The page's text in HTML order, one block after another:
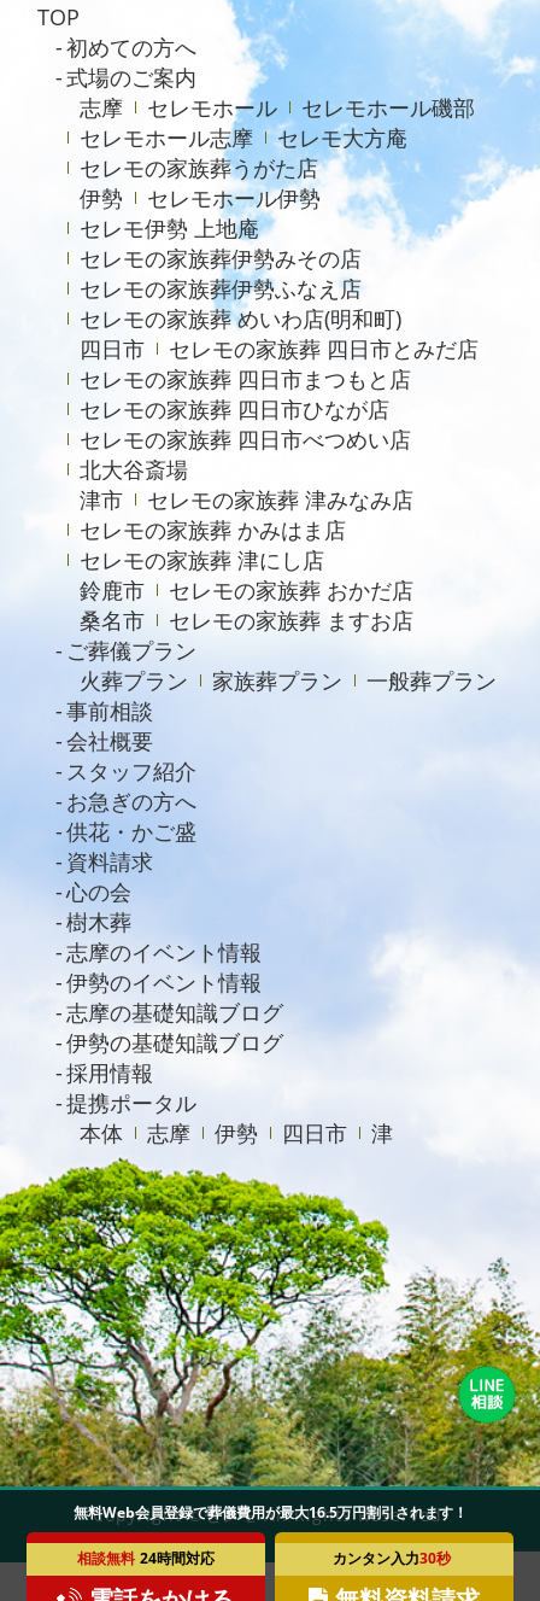
2024年5月
2023年7月
2021年4月
2020年6月
無料Web会員登録で葬儀費用が最大16.5万円割引されます！
相談無料 24時間対応 カンタン入力30秒
TOP
初めての方へ
式場のご案内
志摩
セレモホール
セレモホール磯部
セレモホール志摩
セレモ大方庵
セレモの家族葬うがた店
伊勢
セレモホール伊勢
セレモ伊勢 上地庵
セレモの家族葬伊勢みその店
セレモの家族葬伊勢ふなえ店
セレモの家族葬 めいわ店(明和町)
四日市
セレモの家族葬 四日市とみだ店
セレモの家族葬 四日市まつもと店
セレモの家族葬 四日市ひなが店
セレモの家族葬 四日市べつめい店
北大谷斎場
津市
セレモの家族葬 津みなみ店
セレモの家族葬 かみはま店
セレモの家族葬 津にし店
鈴鹿市
セレモの家族葬 おかだ店
桑名市
セレモの家族葬 ますお店
ご葬儀プラン
火葬プラン
家族葬プラン
一般葬プラン
事前相談
会社概要
スタッフ紹介
お急ぎの方へ
供花・かご盛
資料請求
心の会
樹木葬
志摩のイベント情報
伊勢のイベント情報
志摩の基礎知識ブログ
伊勢の基礎知識ブログ
採用情報
提携ポータル
本体
志摩 伊勢 四日市 津
Copyright ©セレモ All Rights Reserved.